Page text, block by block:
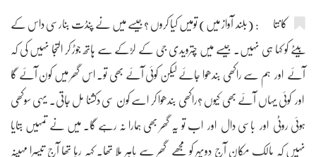
کانتا : (بلند آواز میں) تومیں کیا کروں ؟جیسے میں نے پنڈت بنارسی داس کے
بیٹے کو کہا ہی نہیں۔ جیسے میں چترویدی جی کے لڑکے سے ہاتھ جوڑ کر التجا نہیں کی کہ
آئے اور ہم سے راکھی بندھوا جائے لیکن کوئی آئے بھی تو۔ اس گھر میں کون آئے گا
اور کوئی یہاں آئے بھی کیوں ؟راکھی بندھوا کر اسے کون سی دکشنا مل جاتی۔ یہی سوکھی
ہوئی روٹی اور باسی دال اور اب تو یہ گھر بھی ہمارا نہ رہے گا۔ میں نے تمہیں بتایا
نہیں کہ مالک مکان آج دوپہر کو مجھے گھر سے باہر ملا تھا۔ کہہ رہا تھا آج تیسرا مہینہ